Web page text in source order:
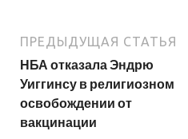
ПРЕДЫДУЩАЯ СТАТЬЯ
НБА отказала Эндрю
Уиггинсу в религиозном
освобождении от
вакцинации